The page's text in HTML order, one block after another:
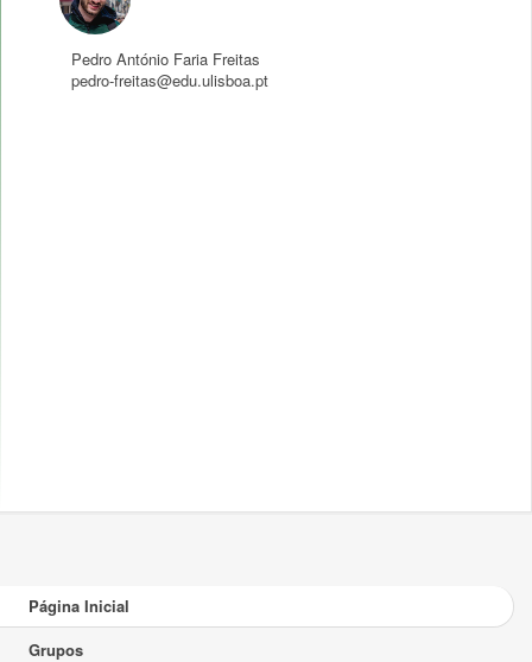
Pedro António Faria Freitas
pedro-freitas@edu.ulisboa.pt
Página Inicial
Grupos